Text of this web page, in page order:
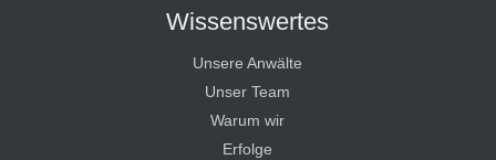
Wissenswertes
Unsere Anwälte
Unser Team
Warum wir
Erfolge